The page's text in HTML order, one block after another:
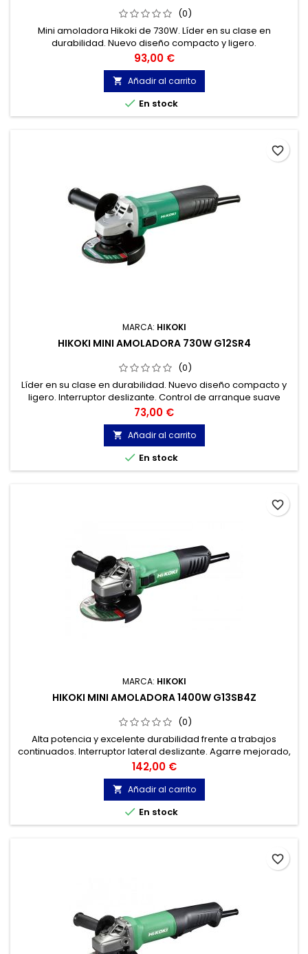
(0)
Mini amoladora Hikoki de 730W. Líder en su clase en
durabilidad. Nuevo diseño compacto y ligero.
Precio
93,00 €
 Añadir al carrito
 En stock
MARCA: HIKOKI
HIKOKI MINI AMOLADORA 730W G12SR4
(0)
Líder en su clase en durabilidad. Nuevo diseño compacto y
ligero. Interruptor deslizante. Control de arranque suave
para evitar la reacción del equipo en el momento de
arranque. Protección de rearranque frente a un corte de
tensión.
Precio
73,00 €
 Añadir al carrito
 En stock
favorite_border
MARCA: HIKOKI
HIKOKI MINI AMOLADORA 1400W G13SB4Z
(0)
Alta potencia y excelente durabilidad frente a trabajos
continuados. Interruptor lateral deslizante. Agarre mejorado,
con el mínimo diámetro de cuerpo de su clase, que
disminuye la fatiga del usuario en trabajos continuados.
Precio
142,00 €
 Añadir al carrito
 En stock
favorite_border
favorite_border